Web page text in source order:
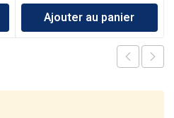
Ajouter au panier